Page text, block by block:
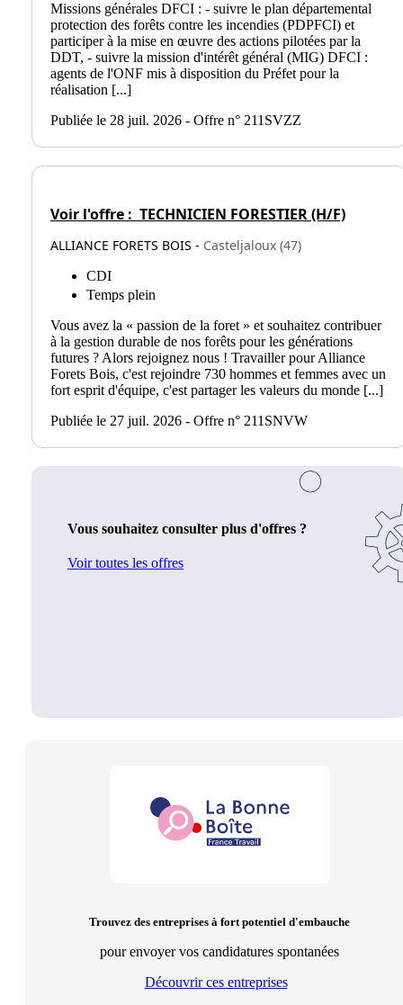
Missions générales DFCI : - suivre le plan départemental
protection des forêts contre les incendies (PDPFCI) et
participer à la mise en œuvre des actions pilotées par la
DDT, - suivre la mission d'intérêt général (MIG) DFCI :
agents de l'ONF mis à disposition du Préfet pour la
réalisation [...]
Publiée le 28 juil. 2026 - Offre n° 211SVZZ
Voir l'offre : TECHNICIEN FORESTIER (H/F)
ALLIANCE FORETS BOIS - Casteljaloux (47)
CDI
Temps plein
Vous avez la « passion de la foret » et souhaitez contribuer
à la gestion durable de nos forêts pour les générations
futures ? Alors rejoignez nous ! Travailler pour Alliance
Forets Bois, c'est rejoindre 730 hommes et femmes avec un
fort esprit d'équipe, c'est partager les valeurs du monde [...]
Publiée le 27 juil. 2026 - Offre n° 211SNVW
Vous souhaitez consulter plus d'offres ?
Voir toutes les offres
Trouvez des entreprises à fort potentiel d'embauche
pour envoyer vos candidatures spontanées
Découvrir ces entreprises